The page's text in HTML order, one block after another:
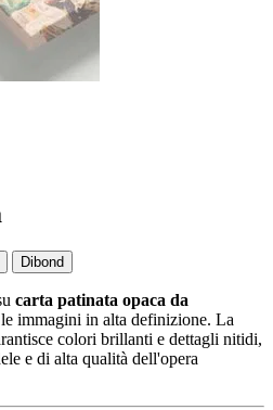
Dibond
carta patinata opaca da
le immagini in alta definizione. La
colori brillanti e dettagli nitidi,
e di alta qualità dell'opera